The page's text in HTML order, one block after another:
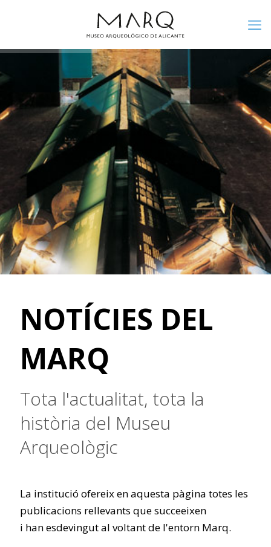
NOTÍCIES DEL
MARQ
Tota l'actualitat, tota la
història del Museu
Arqueològic
La institució ofereix en aquesta pàgina totes les
publicacions rellevants que succeeixen
i han esdevingut al voltant de l'entorn Marq.